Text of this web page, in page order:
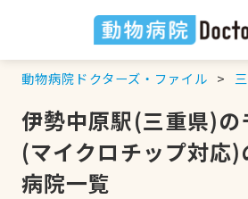
動物病院ドクターズ・ファイル
伊勢中原駅(三重県)の
(マイクロチップ対応
病院一覧